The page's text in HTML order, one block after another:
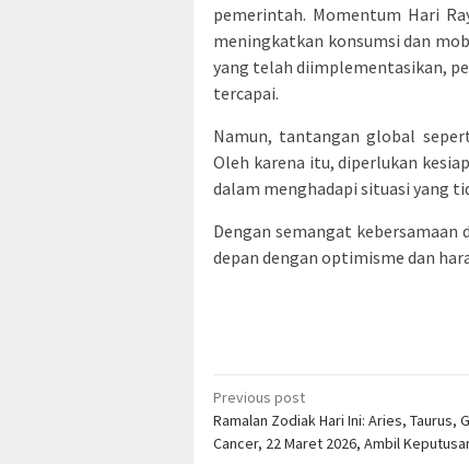
pemerintah. Momentum Hari
meningkatkan konsumsi dan
yang telah diimplementasikan,
tercapai.
Namun, tantangan global
Oleh karena itu, diperlukan
dalam menghadapi situasi yang
Dengan semangat
depan dengan optimisme dan
Post
navigation
Previous post
Ramalan Zodiak Hari Ini: Aries, Taurus,
Cancer, 22 Maret 2026, Ambil